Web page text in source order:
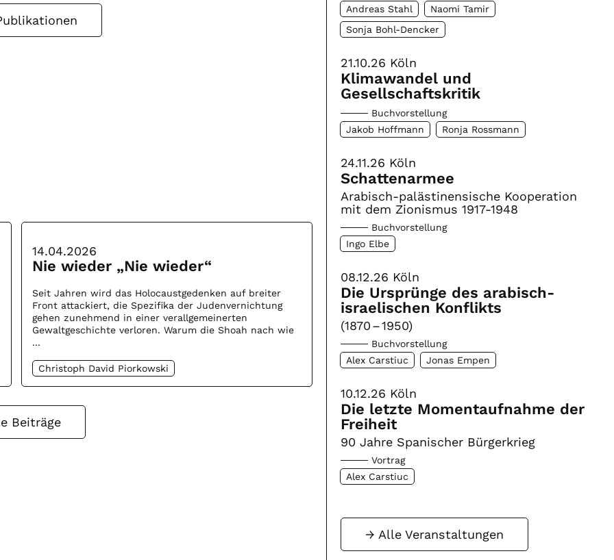
14.04.2026
Nie wieder „Nie wieder“
Seit Jahren wird das Holocaustgedenken auf breiter
Front attackiert, die Spezifika der Judenvernichtung
gehen zunehmend in einer verallgemeinerten
Gewaltgeschichte verloren. Warum die Shoah nach wie
...
Christoph David Piorkowski
Beiträge
Andreas Stahl
Naomi Tamir
Sonja Bohl-Dencker
21.10.26 Köln
Klimawandel und
Gesellschaftskritik
Buchvorstellung
Jakob Hoffmann
Ronja Rossmann
24.11.26 Köln
Schattenarmee
Arabisch-palästinensische Kooperation
mit dem Zionismus 1917-1948
Buchvorstellung
Ingo Elbe
08.12.26 Köln
Die Ursprünge des arabisch-
israelischen Konflikts
(1870 – 1950)
Buchvorstellung
Alex Carstiuc
Jonas Empen
10.12.26 Köln
Die letzte Momentaufnahme der
Freiheit
90 Jahre Spanischer Bürgerkrieg
Vortrag
Alex Carstiuc
Alle Veranstaltungen